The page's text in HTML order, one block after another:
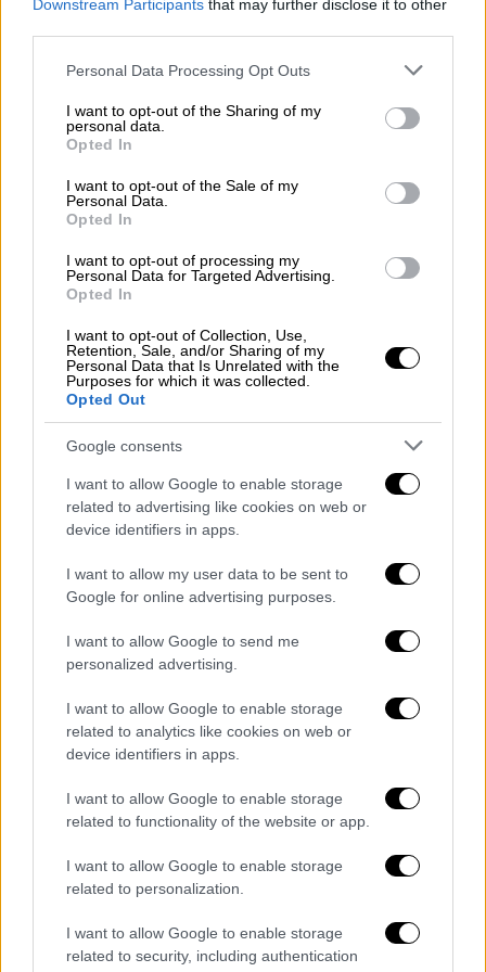
Downstream Participants that may further disclose it to other
Please note that this website/app uses one or more Google
not limited to your visit or usage behaviour. You may click to
grant or deny consent to Google and its third-party tags to
use your data for below specified purposes in below Google
consent section.
Personal Data Processing Opt Outs
I want to opt-out of the Sharing of my
personal data.
Opted In
I want to opt-out of the Sale of my
Personal Data.
Opted In
I want to opt-out of processing my
Personal Data for Targeted Advertising.
Opted In
I want to opt-out of Collection, Use,
Retention, Sale, and/or Sharing of my
Personal Data that Is Unrelated with the
Purposes for which it was collected.
Opted Out
Google consents
I want to allow Google to enable storage
related to advertising like cookies on web or
device identifiers in apps.
I want to allow my user data to be sent to
Google for online advertising purposes.
I want to allow Google to send me
personalized advertising.
I want to allow Google to enable storage
related to analytics like cookies on web or
device identifiers in apps.
I want to allow Google to enable storage
related to functionality of the website or app.
I want to allow Google to enable storage
related to personalization.
I want to allow Google to enable storage
related to security, including authentication
Πολύ κακός αγώνας», είπε αρχικά.
Μίλτος Τεντόγλου: Η στιγμή της απονομής του χρυσού
μεταλλίου
«Ένιωθα σαν να είμαι σε Πανελλήνιο ή
Βαλκανικό»
Αναλύοντας τη σκέψη του ο Τεντόγλου
εξήγησε: «Εγώ έχω ξανακερδίσει αυτόν τον
αγώνα. Τα άλλα παιδιά εδώ δεν τον έχουν
ξανακερδίσει. Είναι νέοι αθλητές, είναι πιο
πεινασμένοι από μένα. Εγώ πρέπει να βρω
μία όρεξη, γιατί το έχω ξανακάνει, τα έχω
κερδίσει όλα. Κι είναι δύσκολο να βρεις
όταν είναι έτσι πρωί. Ένιωθα σαν να είμαι σε
Πανελλήνιο, σε Βαλκανικό, ήταν πολύ
περίεργος αγώνας, δεν το ευχαριστήθηκα
καθόλου».
πρωτίστως την καλή επίδοση και όχι τόσο
τα μετάλλια: «Δεν με ένοιαζε το χρυσό
μετάλλιο, αλλά θα μπορούσε να πάει πολύ
καλύτερα αν ο αγώνας ήταν απόγευμα».